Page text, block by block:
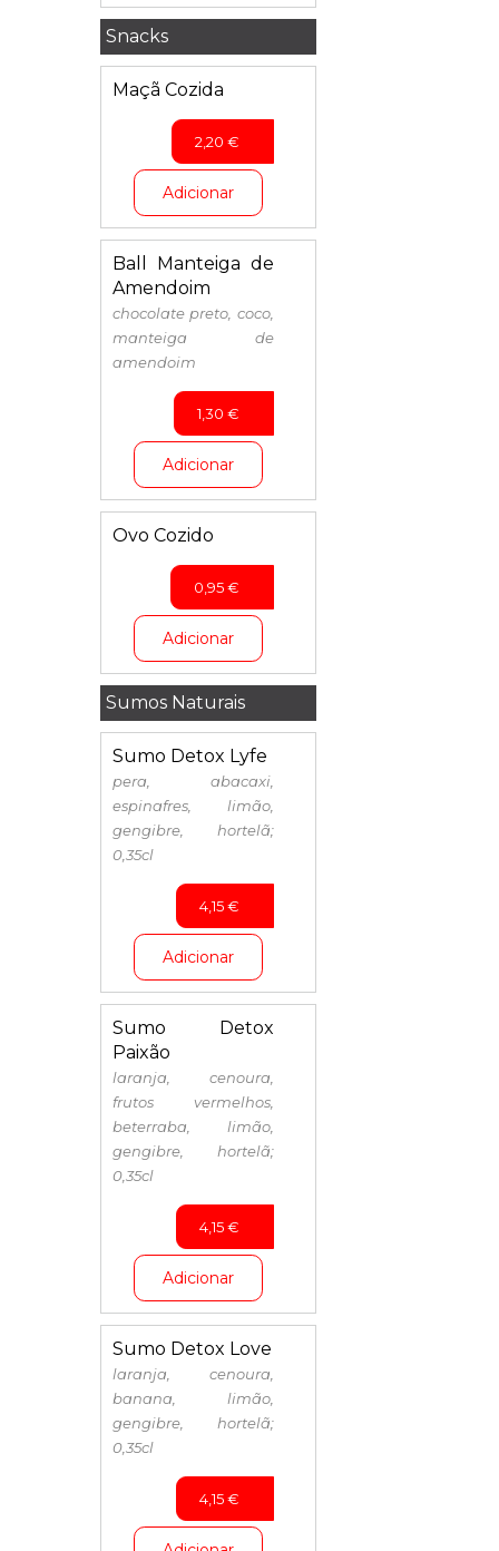
Snacks
Maçã Cozida
2,20 €
Adicionar
Ball Manteiga de
Amendoim
chocolate preto, coco,
manteiga de
amendoim
1,30 €
Adicionar
Ovo Cozido
0,95€
Adicionar
Sumos Naturais
Sumo Detox Lyfe
pera, abacaxi,
espinafres, limão,
gengibre, hortelã;
0,35cl
4,15€
Adicionar
Sumo Detox
Paixão
laranja, cenoura,
frutos vermelhos,
beterraba, limão,
gengibre, hortelã;
0,35cl
4,15€
Adicionar
Sumo Detox Love
laranja, cenoura,
banana, limão,
gengibre, hortelã;
0,35cl
4,15€